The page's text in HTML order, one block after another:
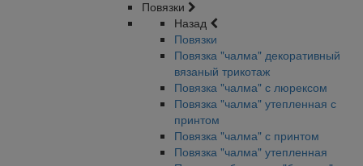
Повязки
Назад
Повязки
Повязка "чалма" декоративный
вязаный трикотаж
Повязка "чалма" с люрексом
Повязка "чалма" утепленная с
принтом
Повязка "чалма" с принтом
Повязка "чалма" утепленная